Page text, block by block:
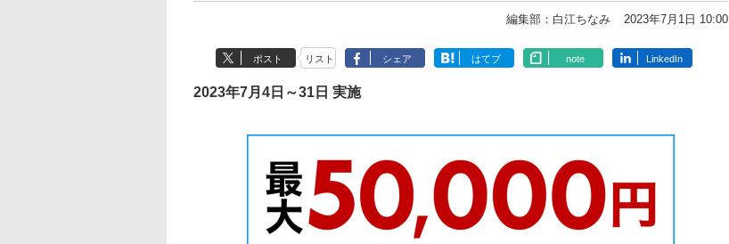
編集部：白江ちなみ 2023年7月1日 10:00
ポスト リスト シェア はてブ note LinkedIn
2023年7月4日～31日 実施